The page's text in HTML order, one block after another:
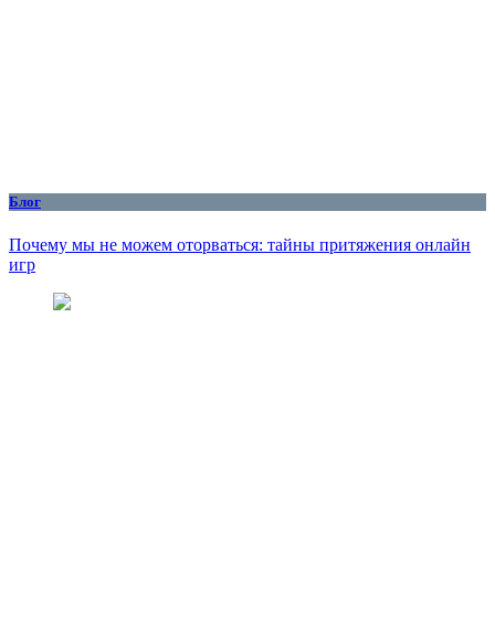
Блог
Почему мы не можем оторваться: тайны притяжения онлайн
игр